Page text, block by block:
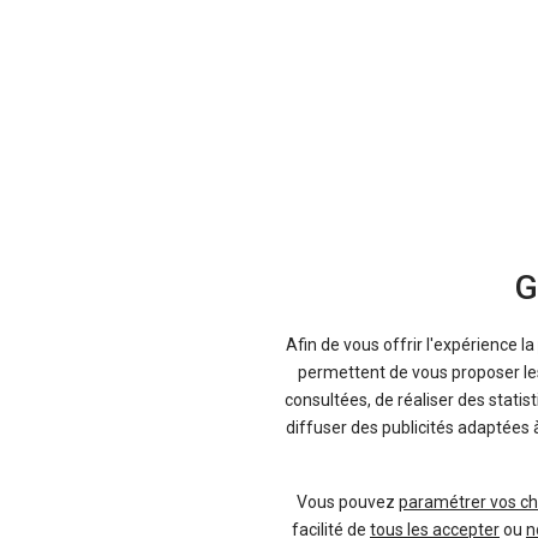
Afin de vous offrir l'expérience la
permettent de vous proposer
consultées, de réaliser des
diffuser des publicités adaptées
Vous pouvezparamétrer vos
facilité de tous les accepterou